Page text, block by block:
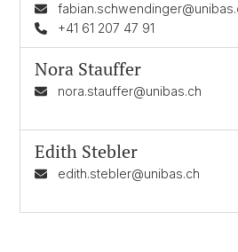
+41 61 207 47 91
Nora Stauffer
nora.stauffer@unibas.ch
Edith Stebler
edith.stebler@unibas.ch